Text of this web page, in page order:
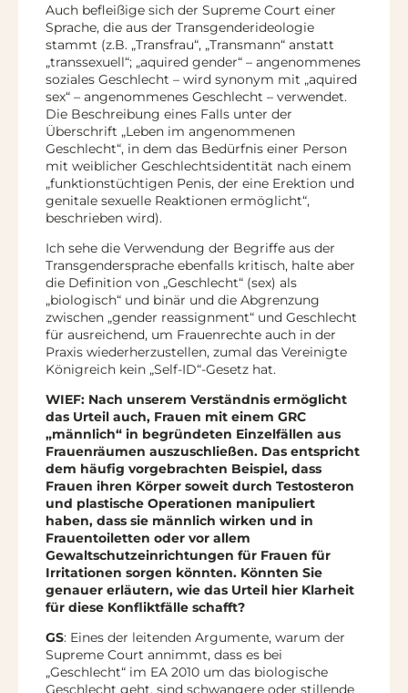
Auch befleißige sich der Supreme Court einer
Sprache, die aus der Transgenderideologie
stammt (z.B. „Transfrau“, „Transmann“ anstatt
„transsexuell“; „aquired gender“ – angenommenes
soziales Geschlecht – wird synonym mit „aquired
sex“ – angenommenes Geschlecht – verwendet.
Die Beschreibung eines Falls unter der
Überschrift „Leben im angenommenen
Geschlecht“, in dem das Bedürfnis einer Person
mit weiblicher Geschlechtsidentität nach einem
„funktionstüchtigen Penis, der eine Erektion und
genitale sexuelle Reaktionen ermöglicht“,
beschrieben wird).
Ich sehe die Verwendung der Begriffe aus der
Transgendersprache ebenfalls kritisch, halte aber
die Definition von „Geschlecht“ (sex) als
„biologisch“ und binär und die Abgrenzung
zwischen „gender reassignment“ und Geschlecht
für ausreichend, um Frauenrechte auch in der
Praxis wiederherzustellen, zumal das Vereinigte
Königreich kein „Self-ID“-Gesetz hat.
WIEF: Nach unserem Verständnis ermöglicht
das Urteil auch, Frauen mit einem GRC
„männlich“ in begründeten Einzelfällen aus
Frauenräumen auszuschließen. Das entspricht
dem häufig vorgebrachten Beispiel, dass
Frauen ihren Körper soweit durch Testosteron
und plastische Operationen manipuliert
haben, dass sie männlich wirken und in
Frauentoiletten oder vor allem
Gewaltschutzeinrichtungen für Frauen für
Irritationen sorgen könnten. Könnten Sie
genauer erläutern, wie das Urteil hier Klarheit
für diese Konfliktfälle schafft?
GS: Eines der leitenden Argumente, warum der
Supreme Court annimmt, dass es bei
„Geschlecht“ im EA 2010 um das biologische
Geschlecht geht, sind schwangere oder stillende